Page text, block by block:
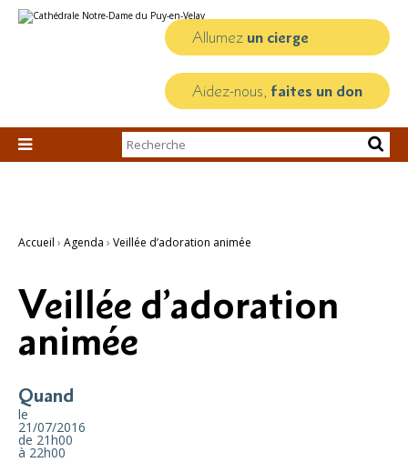
au
personnels
Allumez un cierge
Aidez-nous, faites un don

Chercher par
Recherche
Accueil › Agenda › Veillée d’adoration animée
Veillée d’adoration
animée
Quand
le
21/07/2016
de 21h00
à 22h00